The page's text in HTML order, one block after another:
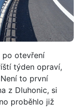
po otevření
týden opraví,
to první
z Dluhonic, si
proběhlo již